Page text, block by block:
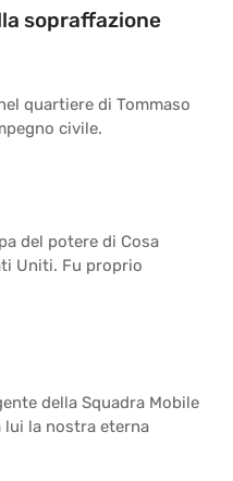
sopraffazione
quartiere di Tommaso
civile.
del potere di Cosa
Uniti. Fu proprio
della Squadra Mobile
lui la nostra eterna